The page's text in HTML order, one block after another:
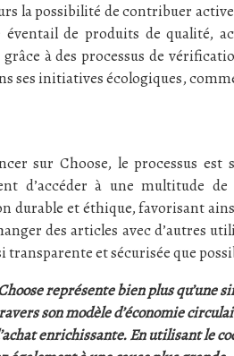
la possibilité de contribuer
éventail de produits de qualité,
à des processus de
ses initiatives écologiques,
sur Choose, le processus
d’accéder à une multitude
durable et éthique, favorisant
des articles avec d’autres
transparente et sécurisée que
représente bien plus qu’une
son modèle d’économie
enrichissante. En utilisant le